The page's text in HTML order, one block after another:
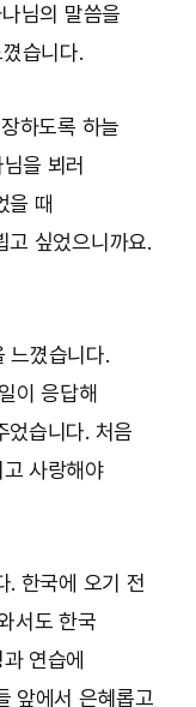
님의 말씀을
습니다.
하도록 하늘
을 뵈러
을 때
고 싶었으니까요.
느꼈습니다.
이 응답해
었습니다. 처음
사랑해야
. 한국에 오기 전
서도 한국
연습에
앞에서 은혜롭고